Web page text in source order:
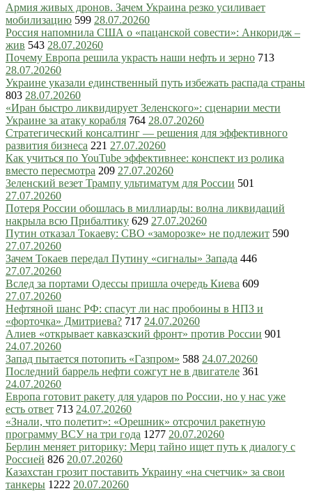
Армия живых дронов. Зачем Украина резко усиливает
мобилизацию 599 28.07.20260
Россия напомнила США о «пацанской совести»: Анкоридж –
жив 543 28.07.20260
Почему Европа решила украсть наши нефть и зерно 713
28.07.20260
Украине указали единственный путь избежать распада страны
803 28.07.20260
«Иран быстро ликвидирует Зеленского»: сценарии мести
Украине за атаку корабля 764 28.07.20260
Стратегический консалтинг — решения для эффективного
развития бизнеса 221 27.07.20260
Как учиться по YouTube эффективнее: конспект из ролика
вместо пересмотра 209 27.07.20260
Зеленский везет Трампу ультиматум для России 501
27.07.20260
Потеря России обошлась в миллиарды: волна ликвидаций
накрыла всю Прибалтику 629 27.07.20260
Путин отказал Токаеву: СВО «заморозке» не подлежит 590
27.07.20260
Зачем Токаев передал Путину «сигналы» Запада 446
27.07.20260
Вслед за портами Одессы пришла очередь Киева 609
27.07.20260
Нефтяной шанс РФ: спасут ли нас пробоины в НПЗ и
«форточка» Дмитриева? 717 24.07.20260
Алиев «открывает кавказский фронт» против России 901
24.07.20260
Запад пытается потопить «Газпром» 588 24.07.20260
Последний баррель нефти сожгут не в двигателе 361
24.07.20260
Европа готовит ракету для ударов по России, но у нас уже
есть ответ 713 24.07.20260
«Знали, что полетит»: «Орешник» отсрочил ракетную
программу ВСУ на три года 1277 20.07.20260
Берлин меняет риторику: Мерц тайно ищет путь к диалогу с
Россией 826 20.07.20260
Казахстан грозит поставить Украину «на счетчик» за свои
танкеры 1222 20.07.20260